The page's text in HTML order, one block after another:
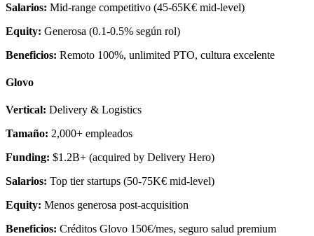
Salarios: Mid-range competitivo (45-65K€ mid-level)
Equity: Generosa (0.1-0.5% según rol)
Beneficios: Remoto 100%, unlimited PTO, cultura excelente
Glovo
Vertical: Delivery & Logistics
Tamaño: 2,000+ empleados
Funding: $1.2B+ (acquired by Delivery Hero)
Salarios: Top tier startups (50-75K€ mid-level)
Equity: Menos generosa post-acquisition
Beneficios: Créditos Glovo 150€/mes, seguro salud premium